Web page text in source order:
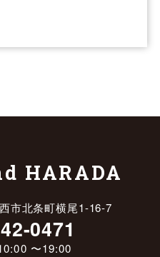
HARADA
市北条町横尾1-16-7
0471
〜19:00